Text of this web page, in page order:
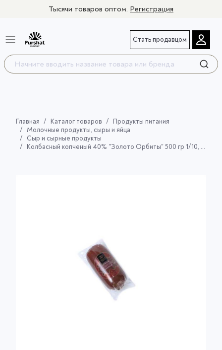
Тысячи товаров оптом. Регистрация
Стать продавцом
Главная Каталог товаров
Продукты питания
Молочные продукты, сыры и яйца
Сыр и сырные продукты
Колбасный копченый 40% "Золото Орбиты" 500 гр 1/10, шт